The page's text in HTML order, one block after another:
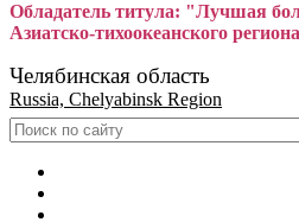
Обладатель титула: "Лучшая
Азиатско-тихоокеанского регион
Челябинская область
Russia, Chelyabinsk Region